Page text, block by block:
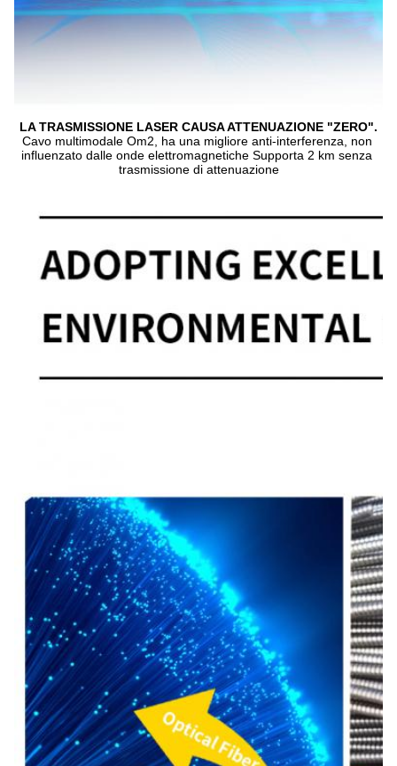
LA TRASMISSIONE LASER CAUSA ATTENUAZIONE "ZERO".
Cavo multimodale Om2, ha una migliore anti-interferenza, non
influenzato dalle onde elettromagnetiche Supporta 2 km senza
trasmissione di attenuazione